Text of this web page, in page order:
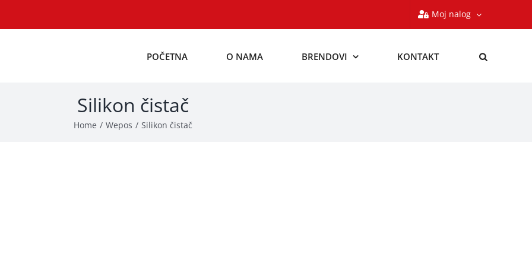
Moj nalog
POČETNA O NAMA BRENDOVI KONTAKT
Silikon čistač
Home Wepos Silikon čistač